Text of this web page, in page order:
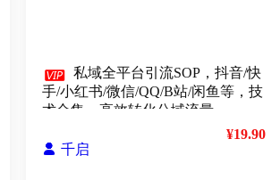
 私域全平台引流SOP，抖音/快
手/小红书/微信/QQ/B站/闲鱼等，技
术合集，高效转化公域流量
 千启
¥19.90